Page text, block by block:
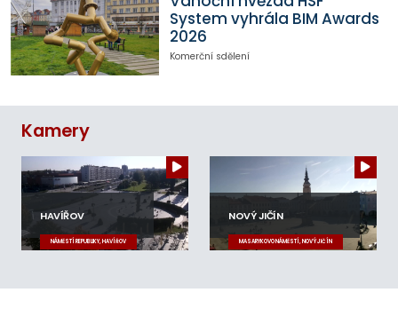
System vyhrála BIM Awards
2026
Komerční sdělení
Kamery
HAVÍŘOV
NÁMĚSTÍ REPUBLIKY, HAVÍŘOV
NOVÝ JIČÍN
MASARYKOVO NÁMĚSTÍ, NOVÝ JIČÍN